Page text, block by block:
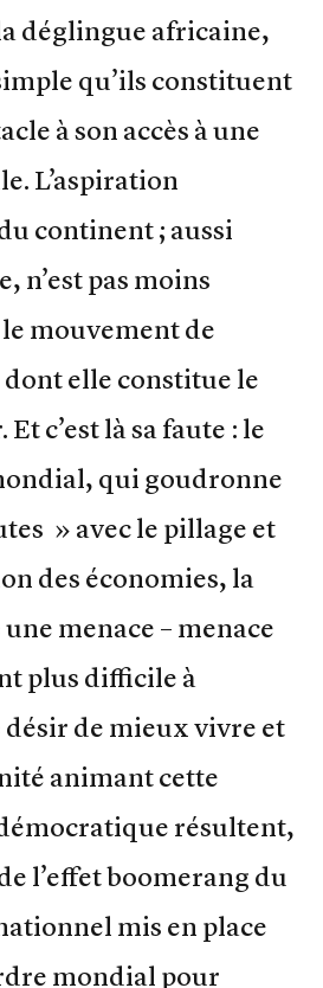
déglingue africaine,
qu’ils constituent
à son accès à une
L’aspiration
continent ; aussi
n’est pas moins
mouvement de
elle constitue le
c’est là sa faute : le
qui goudronne
» avec le pillage et
des économies, la
menace – menace
plus difficile à
de mieux vivre et
animant cette
résultent,
l’effet boomerang du
mis en place
mondial pour